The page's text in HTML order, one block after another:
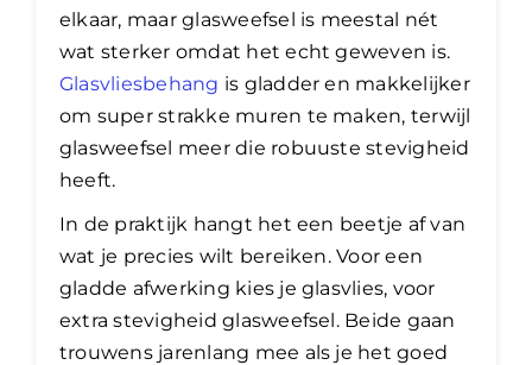
elkaar, maar glasweefsel is meestal nét
wat sterker omdat het echt geweven is.
Glasvliesbehang is gladder en makkelijker
om super strakke muren te maken, terwijl
glasweefsel meer die robuuste stevigheid
heeft.
In de praktijk hangt het een beetje af van
wat je precies wilt bereiken. Voor een
gladde afwerking kies je glasvlies, voor
extra stevigheid glasweefsel. Beide gaan
trouwens jarenlang mee als je het goed